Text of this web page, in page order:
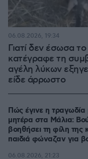
Γιατί δεν έσωσα
κατέγραφε τη
αγέλη λύκων
είδε άρρωστο
06.08.2026, 19:34
Πώς έγινε η τραγωδία
μητέρα στα Μάλια:
βοηθήσει τη φίλη της
παιδιά φώναζαν για
06.08.2026, 21:23